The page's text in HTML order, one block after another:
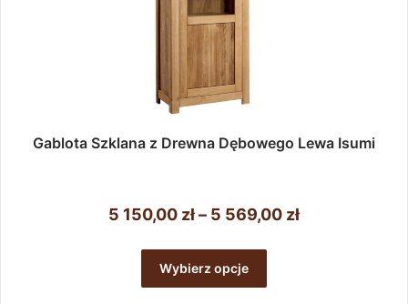
Gablota Szklana z Drewna Dębowego Lewa Isumi
5 150,00 zł– 5 569,00 złZakres
Wybierz opcje
ma